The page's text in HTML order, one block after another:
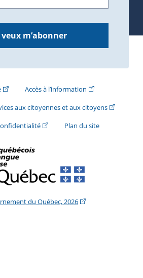
veux m’abonner
(Cet hyperlien externe s'ouvrira dans une
Accès à l’information(Cet hyperlien
aux citoyennes et aux citoyens(Cet
(Cet hyperlien externe s'ouvrira
Plan du site
du Québec, 2026(Cet hyperlien